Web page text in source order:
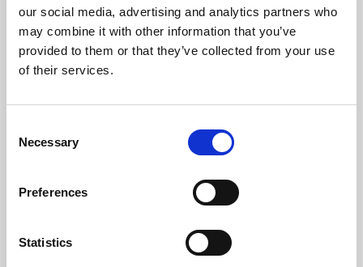
our social media, advertising and analytics partners who
may combine it with other information that you’ve
provided to them or that they’ve collected from your use
of their services.
Selection
Necessary
Preferences
Statistics
Peso (kg) 92
Diametro Del Camino (mm)
Potenza
8,8 kW